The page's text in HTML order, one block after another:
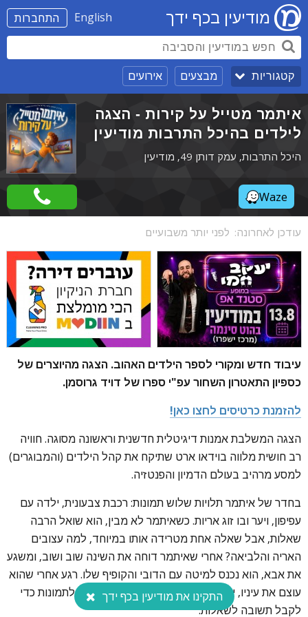
התחברות English מודיעין בכף ידך
קטגוריות מבצעים אירועים
איתמר מטייל על קירות - הצגה
לילדים בהיכל התרבות מודיעין
היכל התרבות, עמק דותן 49, מודיעין
Waze
עודכן לאחרונה: לפני יותר משבועיים
עיבוד חדש ומקורי לספר הילדים האהוב. הצגה מהיוצרים של
כספיון התאטרון השחור עפ"י ספרו של דויד גרוסמן.
להזמנת כרטיסים לחצו כאן!
הצגה המשלבת אמנות דיגיטלית חדשנית וראשונה מסוגה. חוויה
רב חושית מלווה בוידאו ארט שתיקח את קהל הילדים (והמבוגרים)
למסע מרהיב בעולם הדמיון והפנטזיה.
בחדר של איתמר תלויות שלוש תמונות: רכבת צבעונית, ילדה עם
עפיפון, ויער ובו זוג אריות. כשאיתמר לא מבין, הוא שואל הרבה
שאלות, אבל שאלה אחת מטרידה אותו במיוחד, למה עצובים
האריה והלביאה? אחרי שאיתמר דוחה את השינה שוב ושוב, ומשגע
את אבא, הוא נכנס למיטה עם הדובי והקופיף שלו. רגע אחרי שהוא
עוצם את עיניו, יוצא איתמר לטייל על הקירות, ונכנס לתמונות כדי
לקבל תשובה לשאלות.
התקינו את מודיעין בכף ידך